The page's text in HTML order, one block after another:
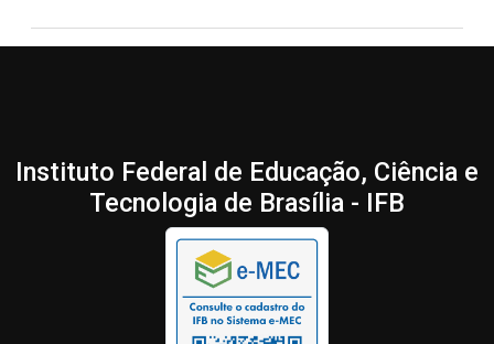
Instituto Federal de Educação, Ciência e
Tecnologia de Brasília - IFB